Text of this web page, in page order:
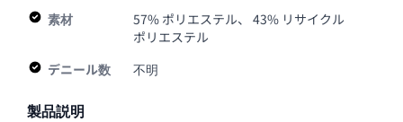
素材
57% ポリエステル、 43% リサイクル
ポリエステル
デニール数
不明
製品説明